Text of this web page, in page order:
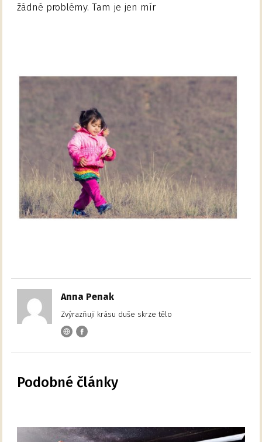
žádné problémy. Tam je jen mír
Anna Penak
Zvýrazňuji krásu duše skrze tělo
Podobné články